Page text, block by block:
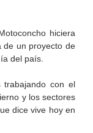
hiciera
de un proyecto de
del país.
trabajando con el
y los sectores
dice vive hoy en